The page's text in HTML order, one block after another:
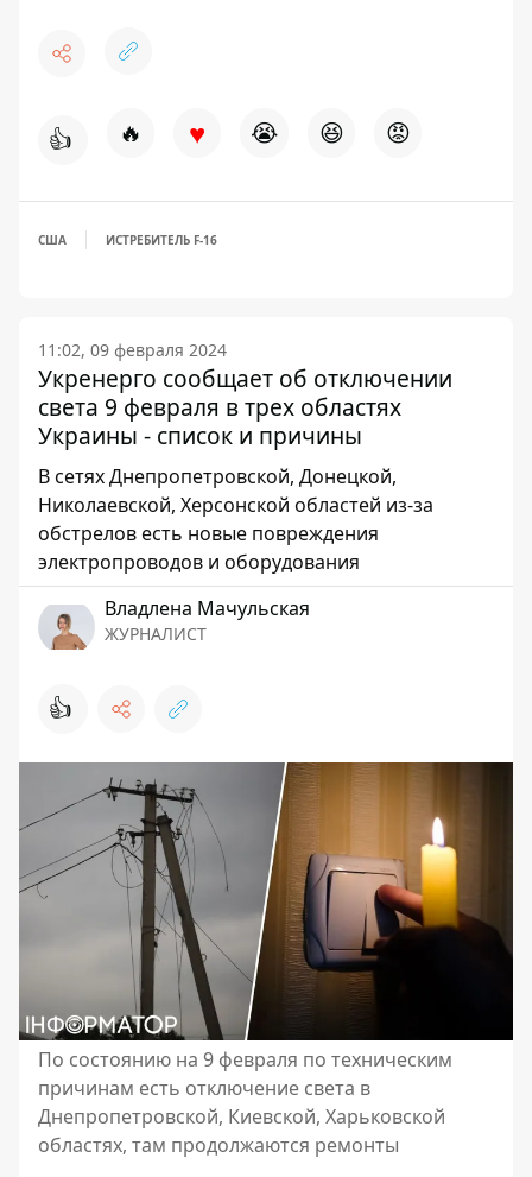
👍 🔥 ♥ 😭 😆 😡
США ИСТРЕБИТЕЛЬ F-16
11:02, 09 февраля 2024
Укренерго сообщает об отключении
света 9 февраля в трех областях
Украины - список и причины
В сетях Днепропетровской, Донецкой,
Николаевской, Херсонской областей из-за
обстрелов есть новые повреждения
электропроводов и оборудования
Владлена Мачульская
ЖУРНАЛИСТ
👍
По состоянию на 9 февраля по техническим
причинам есть отключение света в
Днепропетровской, Киевской, Харьковской
областях, там продолжаются ремонты